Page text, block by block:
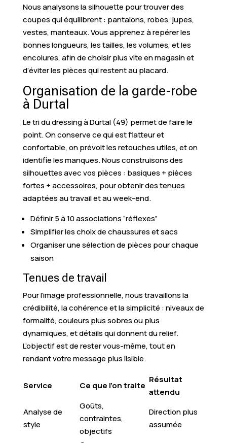
Nous analysons la silhouette pour trouver des
coupes qui équilibrent : pantalons, robes, jupes,
vestes, manteaux. Vous apprenez à repérer les
bonnes longueurs, les tailles, les volumes, et les
encolures, afin de choisir plus vite en magasin et
d’éviter les pièces qui restent au placard.
Organisation de la garde-robe
à Durtal
Le tri du dressing à Durtal (49) permet de faire le
point. On conserve ce qui est flatteur et
confortable, on prévoit les retouches utiles, et on
identifie les manques. Nous construisons des
silhouettes avec vos pièces : basiques + pièces
fortes + accessoires, pour obtenir des tenues
adaptées au travail et au week-end.
Définir 5 à 10 associations “réflexes”
Simplifier les choix de chaussures et sacs
Organiser une sélection de pièces pour chaque
saison
Tenues de travail
Pour l’image professionnelle, nous travaillons la
crédibilité, la cohérence et la simplicité : niveaux de
formalité, couleurs plus sobres ou plus
dynamiques, et détails qui donnent du relief.
L’objectif est de rester vous-même, tout en
rendant votre message plus lisible.
Service Ce que l’on traite
Résultat
attendu
Analyse de
style
Goûts,
contraintes,
objectifs
Direction plus
assumée